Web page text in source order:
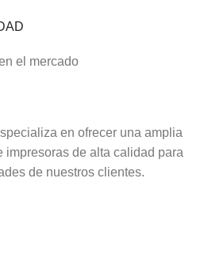
el mercado
en ofrecer una amplia
impresoras de alta calidad para
de nuestros clientes.